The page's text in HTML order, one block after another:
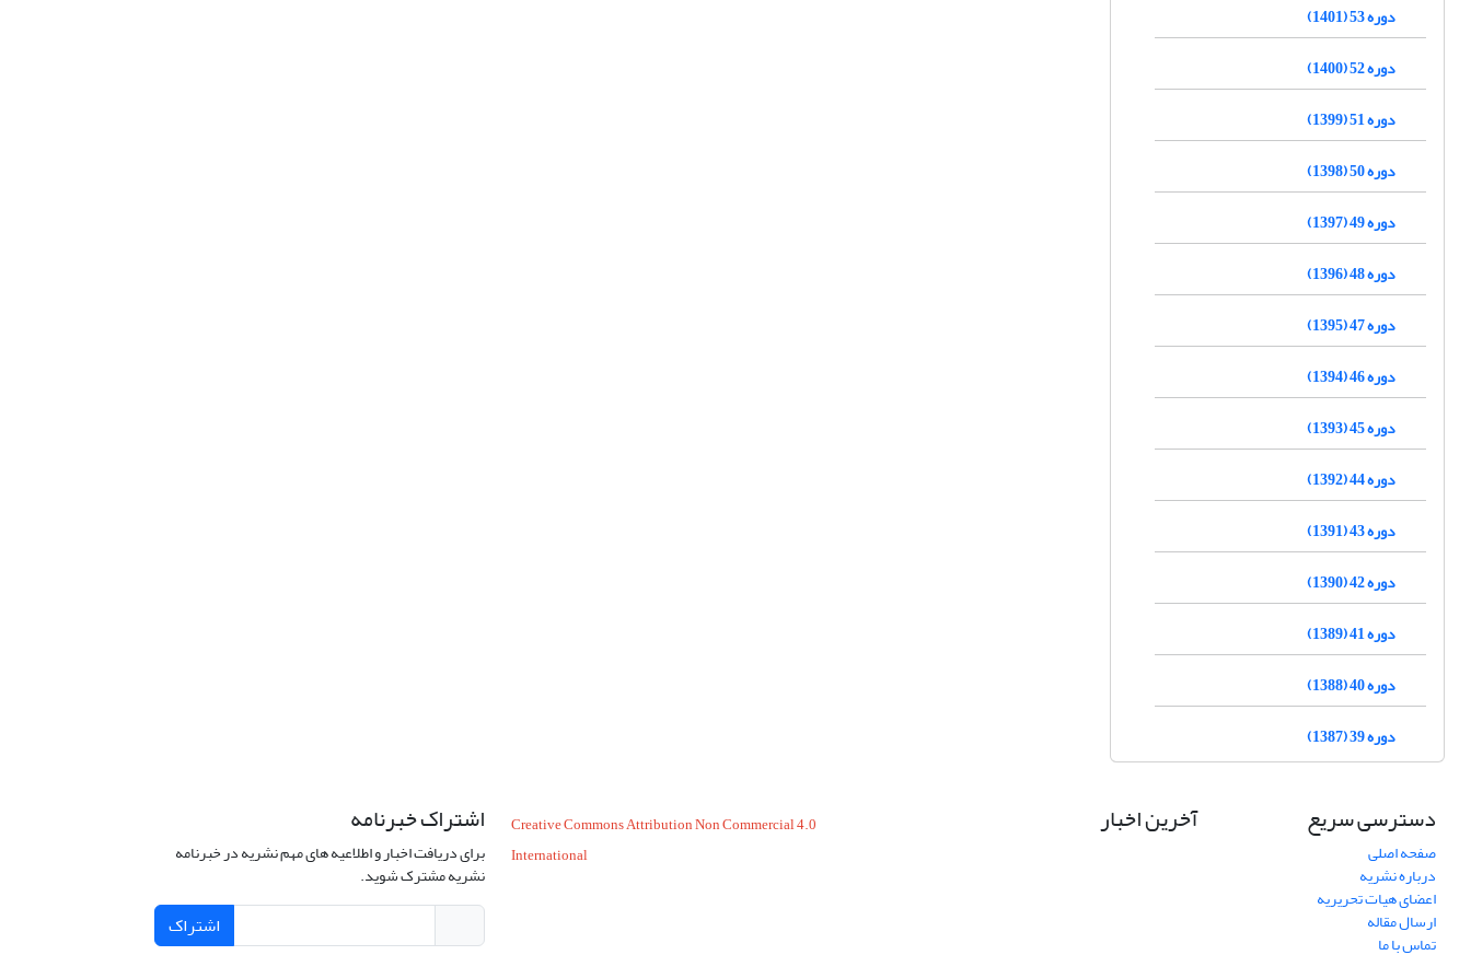
دوره 53 (1401)
دوره 52 (1400)
دوره 51 (1399)
دوره 50 (1398)
دوره 49 (1397)
دوره 48 (1396)
دوره 47 (1395)
دوره 46 (1394)
دوره 45 (1393)
دوره 44 (1392)
دوره 43 (1391)
دوره 42 (1390)
دوره 41 (1389)
دوره 40 (1388)
دوره 39 (1387)
دسترسی سریع
صفحه اصلی
درباره نشریه
اعضای هیات تحریریه
ارسال مقاله
تماس با ما
آخرین اخبار
Creative Commons Attribution Non Commercial 4.0
International
اشتراک خبرنامه
برای دریافت اخبار و اطلاعیه های مهم نشریه در خبرنامه
نشریه مشترک شوید.
اشتراک